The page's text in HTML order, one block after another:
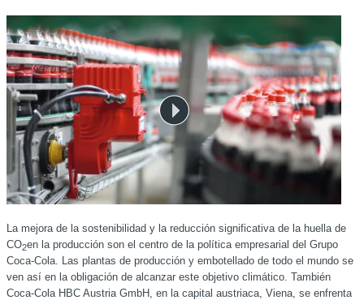
La mejora de la sostenibilidad y la reducción significativa de la huella de
CO2en la producción son el centro de la política empresarial del Grupo
Coca-Cola. Las plantas de producción y embotellado de todo el mundo se
ven así en la obligación de alcanzar este objetivo climático. También
Coca-Cola HBC Austria GmbH, en la capital austriaca, Viena, se enfrenta